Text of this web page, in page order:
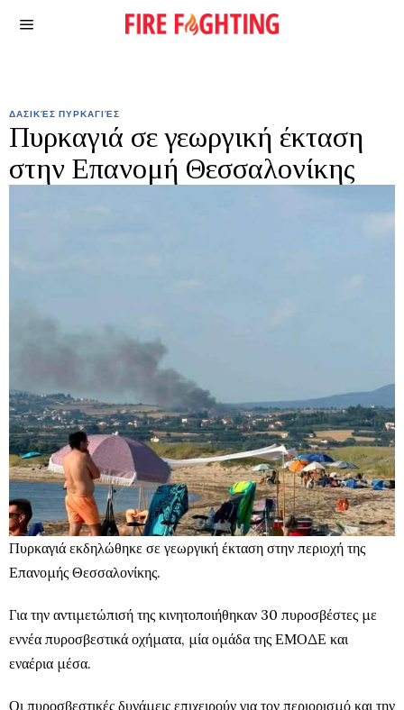
ΔΑΣΙΚΈΣ ΠΥΡΚΑΓΙΈΣ
Πυρκαγιά σε γεωργική έκταση
στην Επανομή Θεσσαλονίκης
Πυρκαγιά εκδηλώθηκε σε γεωργική έκταση στην περιοχή της
Επανομής Θεσσαλονίκης.
Για την αντιμετώπισή της κινητοποιήθηκαν 30 πυροσβέστες με
εννέα πυροσβεστικά οχήματα, μία ομάδα της ΕΜΟΔΕ και
εναέρια μέσα.
Οι πυροσβεστικές δυνάμεις επιχειρούν για τον περιορισμό και την